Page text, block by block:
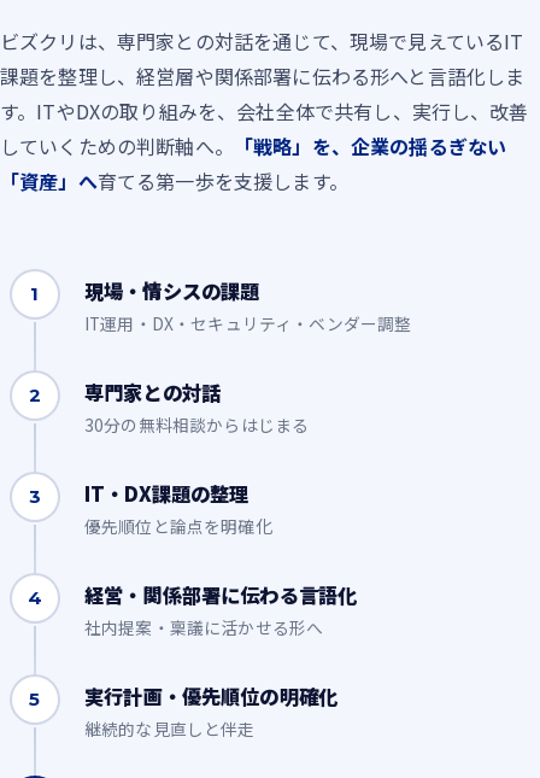
ビズクリは、専門家との対話を通じて、現場で見えているIT
課題を整理し、経営層や関係部署に伝わる形へと言語化しま
す。ITやDXの取り組みを、会社全体で共有し、実行し、改善
していくための判断軸へ。
「戦略」を、企業の揺るぎない
「資産」へ育てる第一歩を支援します。
1 現場・情シスの課題
IT運用・DX・セキュリティ・ベンダー調整
2 専門家との対話
30分の無料相談からはじまる
3 IT・DX課題の整理
優先順位と論点を明確化
4 経営・関係部署に伝わる言語化
社内提案・稟議に活かせる形へ
5 実行計画・優先順位の明確化
継続的な見直しと伴走